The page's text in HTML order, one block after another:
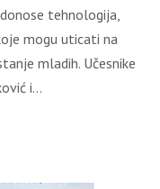
tehnologija,
mogu uticati na
mladih. Učesnike
i…